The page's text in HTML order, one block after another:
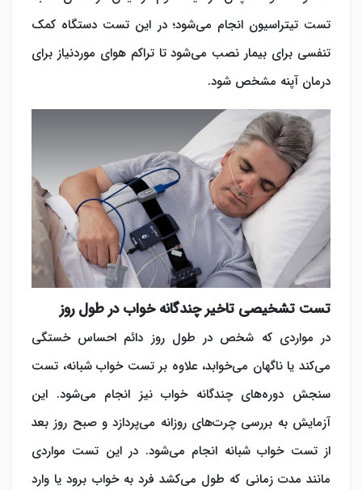
تست تیتراسیون انجام می‌شود؛ در این تست دستگاه کمک
تنفسی برای بیمار نصب می‌شود تا تراکم هوای موردنیاز برای
درمان آپنه مشخص شود.
تست تشخیصی تاخیر چندگانه خواب در طول روز
در مواردی که شخص در طول روز دائم احساس خستگی
می‌کند یا ناگهان می‌خوابد، علاوه بر تست خواب شبانه، تست
سنجش دوره‌های چندگانه خواب نیز انجام می‌شود. این
آزمایش به بررسی چرت‌های روزانه می‌پردازد و صبح روز بعد
از تست خواب شبانه انجام می‌شود. در این تست مواردی
مانند مدت زمانی که طول می‌کشد فرد به خواب برود یا وارد